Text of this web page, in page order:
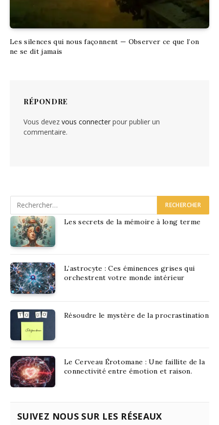
Les silences qui nous façonnent — Observer ce que l’on
ne se dit jamais
RÉPONDRE
Vous devez vous connecter pour publier un
commentaire.
Les secrets de la mémoire à long terme
L’astrocyte : Ces éminences grises qui
orchestrent votre monde intérieur
Résoudre le mystère de la procrastination
Le Cerveau Érotomane : Une faillite de la
connectivité entre émotion et raison.
SUIVEZ NOUS SUR LES RÉSEAUX